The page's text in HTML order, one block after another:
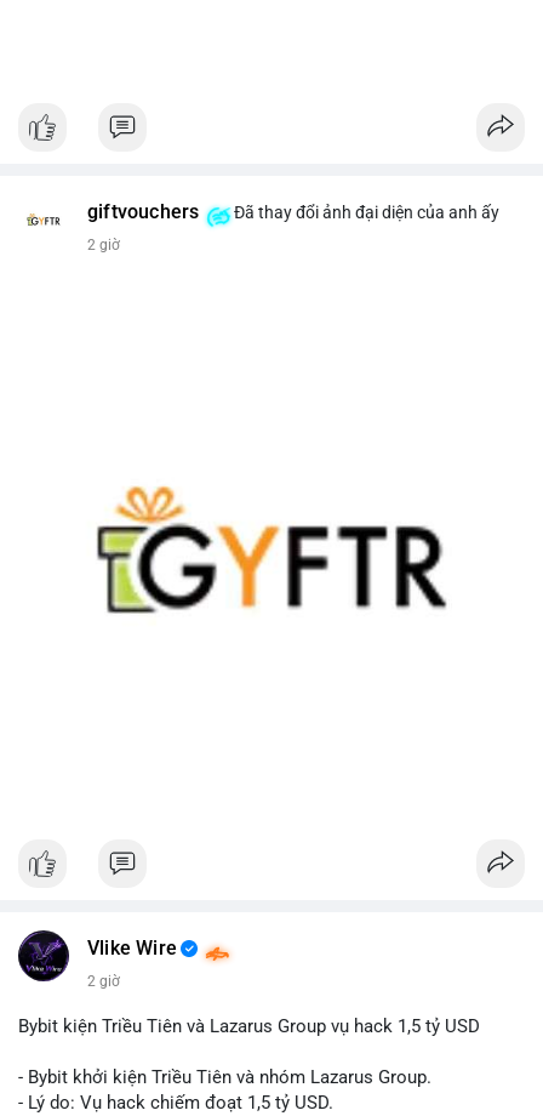
giftvouchers Đã thay đổi ảnh đại diện của anh ấy
2 giờ
Vlike Wire
2 giờ
Bybit kiện Triều Tiên và Lazarus Group vụ hack 1,5 tỷ USD
- Bybit khởi kiện Triều Tiên và nhóm Lazarus Group.
- Lý do: Vụ hack chiếm đoạt 1,5 tỷ USD.